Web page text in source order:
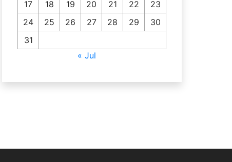
17
18 19 20 21 22
23
24
25 26 27 28 29
30
31
« Jul